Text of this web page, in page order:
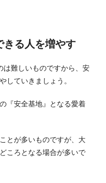
きる人を増やす
は難しいものですから、安
していきましょう。
『安全基地』となる愛着
とが多いものですが、大
ころとなる場合が多いで